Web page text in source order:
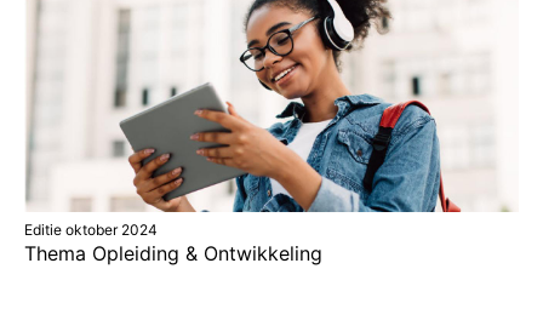
Editie oktober 2024
Thema Opleiding & Ontwikkeling